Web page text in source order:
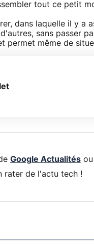
tout ce petit
dans laquelle il y a
sans passer
permet même de
Google Actualitésou
rater de l'actu tech !